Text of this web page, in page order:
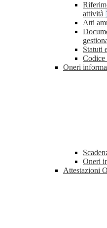
attività
Atti
Statuti
Codice
Oneri
Oneri
Attestazioni